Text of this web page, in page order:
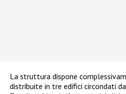
La struttura dispone
distribuite in tre edifici circondati